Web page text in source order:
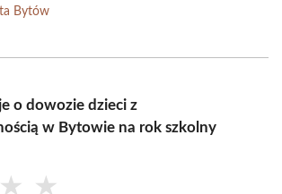
Bytów
o dowozie dzieci z
w Bytowie na rok szkolny
★ ★